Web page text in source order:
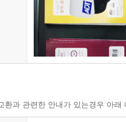
과 관련한 안내가 있는경우 아